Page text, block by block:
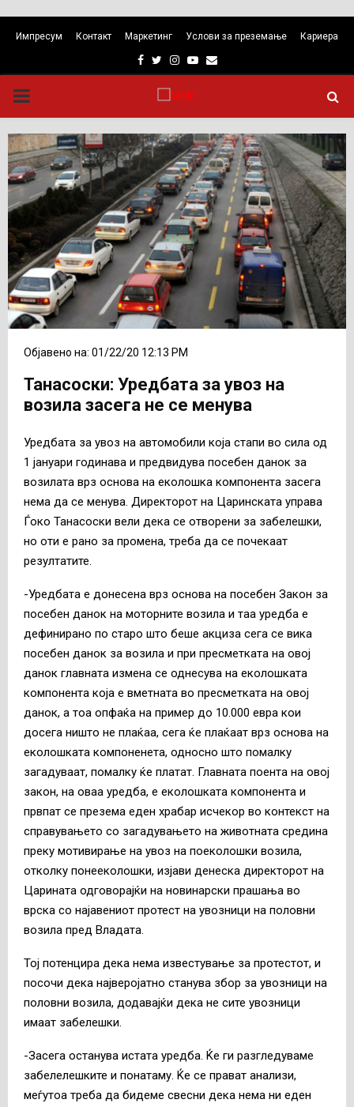
Импресум Контакт Маркетинг Услови за преземање Кариера
Facebook
TwitterInstagram
Youtube
Email
PRIMARY
MENU
Објавено на: 01/22/20 12:13 PM
Танасоски: Уредбата за увоз на
возила засега не се менува
Уредбата за увоз на автомобили која стапи во сила од
1 јануари годинава и предвидува посебен данок за
возилата врз основа на еколошка компонента засега
нема да се менува. Директорот на Царинската управа
Ѓоко Танасоски вели дека се отворени за забелешки,
но оти е рано за промена, треба да се почекаат
резултатите.
-Уредбата е донесена врз основа на посебен Закон за
посебен данок на моторните возила и таа уредба е
дефинирано по старо што беше акциза сега се вика
посебен данок за возила и при пресметката на овој
данок главната измена се однесува на еколошката
компонента која е вметната во пресметката на овој
данок, а тоа опфаќа на пример до 10.000 евра кои
досега ништо не плаќаа, сега ќе плаќаат врз основа на
еколошката компоненета, односно што помалку
загадуваат, помалку ќе платат. Главната поента на овој
закон, на оваа уредба, е еколошката компонента и
првпат се презема еден храбар исчекор во контекст на
справувањето со загадувањето на животната средина
преку мотивирање на увоз на поеколошки возила,
отколку понееколошки, изјави денеска директорот на
Царината одговорајќи на новинарски прашања во
врска со најавениот протест на увозници на половни
возила пред Владата.
Тој потенцира дека нема известување за протестот, и
посочи дека најверојатно станува збор за увозници на
половни возила, додавајќи дека не сите увозници
имаат забелешки.
-Засега останува истата уредба. Ќе ги разгледуваме
забелелешките и понатаму. Ќе се прават анализи,
меѓутоа треба да бидеме свесни дека нема ни еден